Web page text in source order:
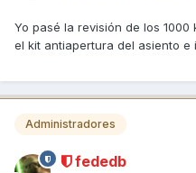
Yo pasé la revisión de los
el kit antiapertura del asiento e
Administradores
fededb